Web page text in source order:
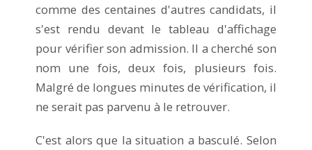
comme des centaines d'autres candidats, il
s'est rendu devant le tableau d'affichage
pour vérifier son admission. Il a cherché son
nom une fois, deux fois, plusieurs fois.
Malgré de longues minutes de vérification, il
ne serait pas parvenu à le retrouver.
C'est alors que la situation a basculé. Selon